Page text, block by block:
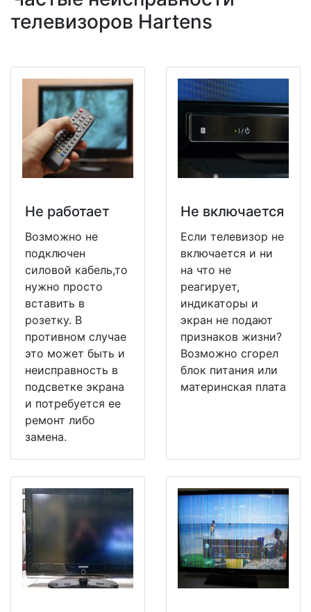
телевизоров Hartens
Не работает
Возможно не
подключен
силовой кабель,то
нужно просто
вставить в
розетку. В
противном случае
это может быть и
неисправность в
подсветке экрана
и потребуется ее
ремонт либо
замена.
Не включается
Если телевизор не
включается и ни
на что не
реагирует,
индикаторы и
экран не подают
признаков жизни?
Возможно сгорел
блок питания или
материнская плата